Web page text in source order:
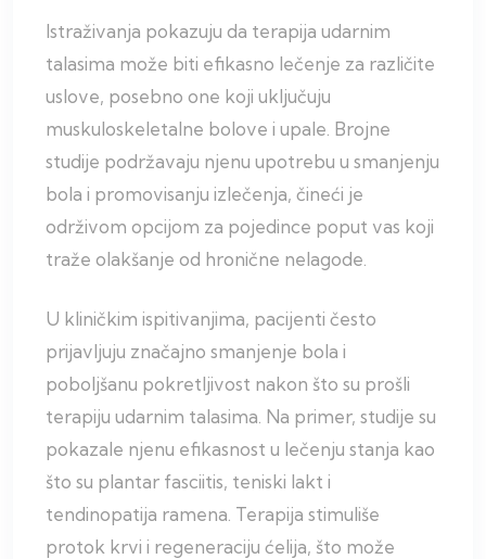
Istraživanja pokazuju da terapija udarnim
talasima može biti efikasno lečenje za različite
uslove, posebno one koji uključuju
muskuloskeletalne bolove i upale. Brojne
studije podržavaju njenu upotrebu u smanjenju
bola i promovisanju izlečenja, čineći je
održivom opcijom za pojedince poput vas koji
traže olakšanje od hronične nelagode.
U kliničkim ispitivanjima, pacijenti često
prijavljuju značajno smanjenje bola i
poboljšanu pokretljivost nakon što su prošli
terapiju udarnim talasima. Na primer, studije su
pokazale njenu efikasnost u lečenju stanja kao
što su plantar fasciitis, teniski lakt i
tendinopatija ramena. Terapija stimuliše
protok krvi i regeneraciju ćelija, što može